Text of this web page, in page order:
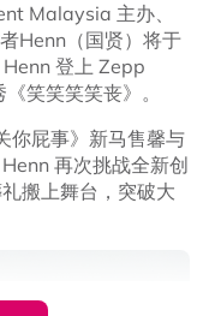
Malaysia 主办、
Henn（国贤）将于
登上 Zepp
笑笑笑笑丧》。
你屁事》新马售馨与
再次挑战全新创
搬上舞台，突破大